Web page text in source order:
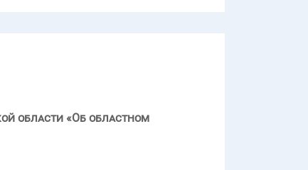
области «Об областном